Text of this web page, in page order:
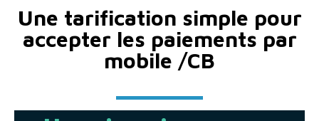
Une tarification simple pour
accepter les paiements par
mobile /CB